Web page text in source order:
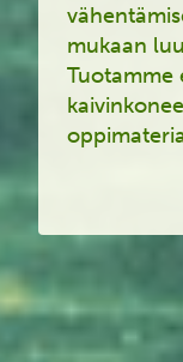
mukaan
Tuotamme